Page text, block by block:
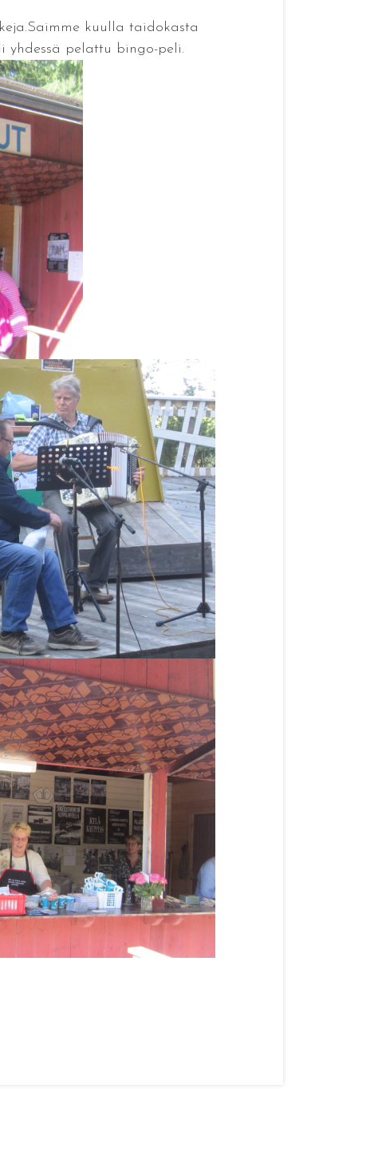
kuulla taidokasta
yhdessä pelattu bingo-peli.